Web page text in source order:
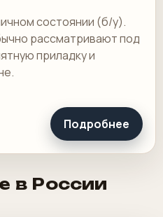
состоянии (б/у).
рассматривают под
приладку и
Подробнее
в России